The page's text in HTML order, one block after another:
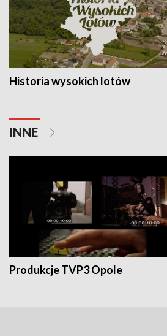
Historia wysokich lotów
INNE
Produkcje TVP3 Opole